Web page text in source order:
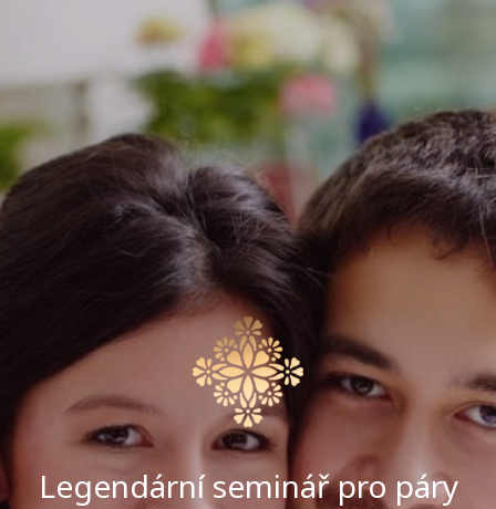
Legendární seminář pro páry